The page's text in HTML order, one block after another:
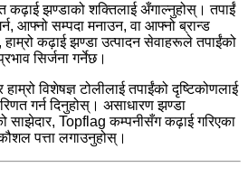
झण्डाको शक्तिलाई अँगाल्नुहोस्। तपाईं
आफ्नो सम्पदा मनाउन, वा आफ्नो ब्रान्ड
हाम्रो कढ़ाई झण्डा उत्पादन सेवाहरूले तपाईंको
सिर्जना गर्नेछ।
विशेषज्ञ टोलीलाई तपाईंको दृष्टिकोणलाई
गर्न दिनुहोस्। असाधारण झण्डा
साझेदार, Topflag कम्पनीसँग कढ़ाई गरिएका
पत्ता लगाउनुहोस्।